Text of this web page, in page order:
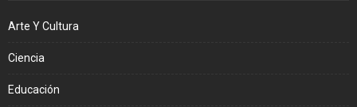
Arte Y Cultura
Ciencia
Educación